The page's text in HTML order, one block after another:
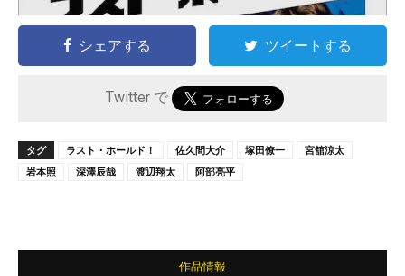
シェアする ツイートする
Twitter で
タグ ラスト・ホールド！ 佐久間大介 塚田僚一
宮舘涼太
岩本照
深澤辰哉 渡辺翔太 阿部亮平
作品情報